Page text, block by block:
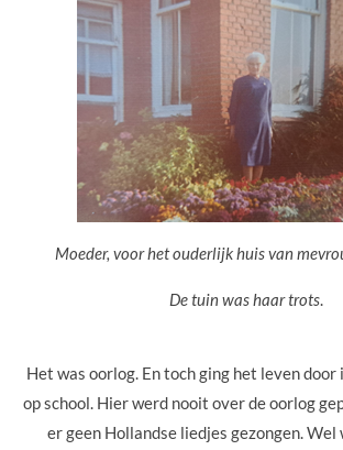
Moeder, voor het ouderlijk huis van
De tuin was haar trots.
Het was oorlog. En toch ging het leven door
op school. Hier werd nooit over de oorlog
er geen Hollandse liedjes gezongen. Wel